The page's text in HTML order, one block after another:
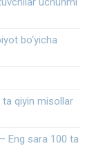
bo‘yicha
qiyin misollar
Eng sara 100 ta